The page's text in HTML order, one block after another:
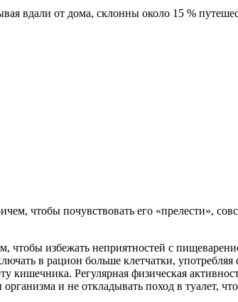
вдали от дома, склонны около 15 %
чтобы почувствовать его «прелести»,
чтобы избежать неприятностей с
в рацион больше клетчатки,
Регулярная физическая
и не откладывать поход в туалет,